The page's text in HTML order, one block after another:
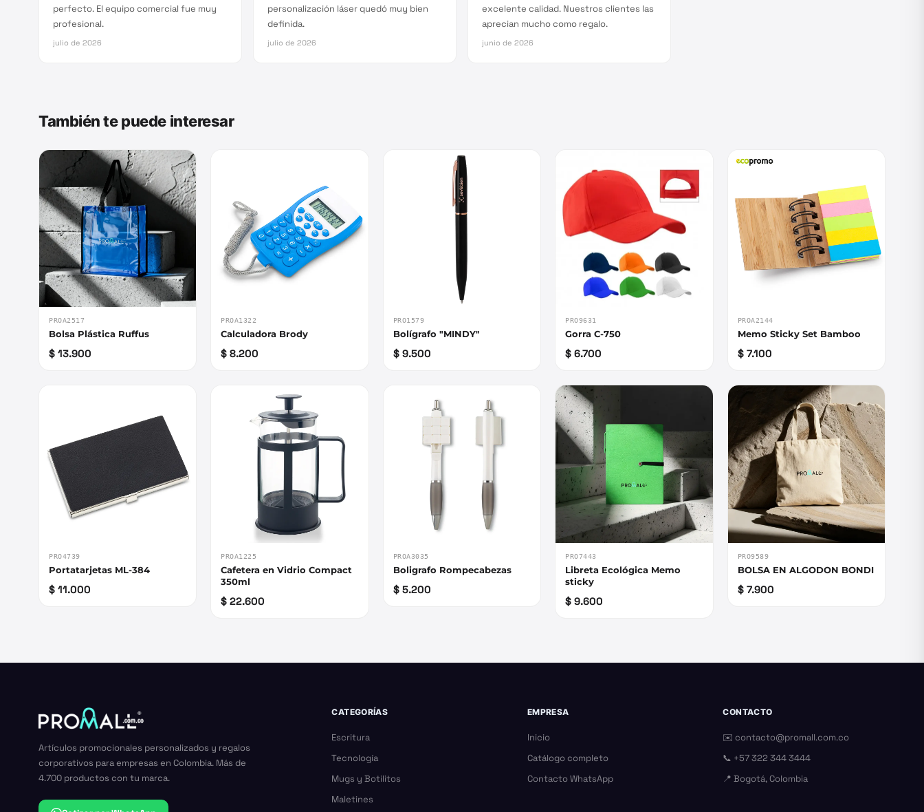
perfecto. El equipo comercial fue muy
profesional.
julio de 2026
personalización láser quedó muy bien
definida.
julio de 2026
excelente calidad. Nuestros clientes las
aprecian mucho como regalo.
junio de 2026
También te puede interesar
PROA2517
Bolsa Plástica Ruffus
$ 13.900
PROA1322
Calculadora Brody
$ 8.200
PRO1579
Bolígrafo "MINDY"
$ 9.500
PRO9631
Gorra C-750
$ 6.700
PROA2144
Memo Sticky Set Bamboo
$ 7.100
PRO4739
Portatarjetas ML-384
$ 11.000
PROA1225
Cafetera en Vidrio Compact
350ml
$ 22.600
PROA3035
Boligrafo Rompecabezas
$ 5.200
PRO7443
Libreta Ecológica Memo
sticky
$ 9.600
PRO9589
BOLSA EN ALGODON BONDI
$ 7.900
Artículos promocionales personalizados y regalos
corporativos para empresas en Colombia. Más de
4.700 productos con tu marca.
CATEGORÍAS
Escritura
Tecnología
Mugs y Botilitos
Maletines
EMPRESA
Inicio
Catálogo completo
Contacto WhatsApp
CONTACTO
✉️contacto@promall.com.co
📞 +57 322 344 3444
📍 Bogotá, Colombia